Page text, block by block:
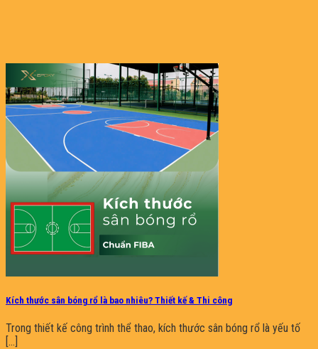
Kích thước sân bóng rổ là bao nhiêu? Thiết kế & Thi công
Trong thiết kế công trình thể thao, kích thước sân bóng rổ là yếu tố
[...]